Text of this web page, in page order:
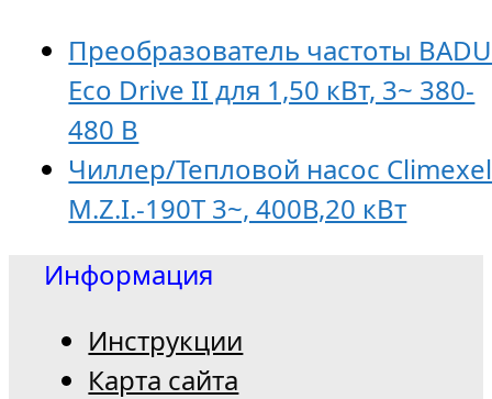
Преобразователь частоты BADU
Eco Drive II для 1,50 кВт, 3~ 380-
480 В
Чиллер/Тепловой насос Climexel
M.Z.I.-190T 3~, 400В,20 кВт
Информация
Инструкции
Карта сайта